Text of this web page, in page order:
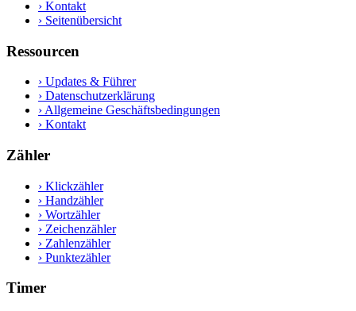
› Kontakt
› Seitenübersicht
Ressourcen
› Updates & Führer
› Datenschutzerklärung
› Allgemeine Geschäftsbedingungen
› Kontakt
Zähler
› Klickzähler
› Handzähler
› Wortzähler
› Zeichenzähler
› Zahlenzähler
› Punktezähler
Timer